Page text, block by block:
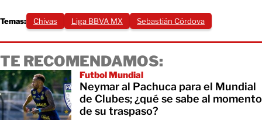
Temas: Chivas Liga BBVA MX Sebastián Córdova
TE RECOMENDAMOS:
Futbol Mundial
Neymar al Pachuca para el Mundial
de Clubes; ¿qué se sabe al momento
de su traspaso?